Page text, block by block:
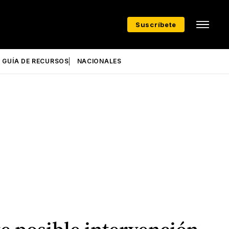
Suscríbete
GUÍA DE RECURSOS NACIONALES